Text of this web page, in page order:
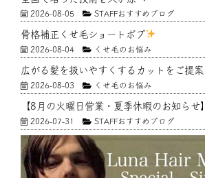
2026-08-05 STAFFおすすめブログ
骨格補正くせ毛ショートボブ
2026-08-04 くせ毛のお悩み
広がる髪を扱いやすくするカットをご提案
2026-08-03 くせ毛のお悩み
【8月の火曜日営業・夏季休暇のお知らせ】
2026-07-31 STAFFおすすめブログ